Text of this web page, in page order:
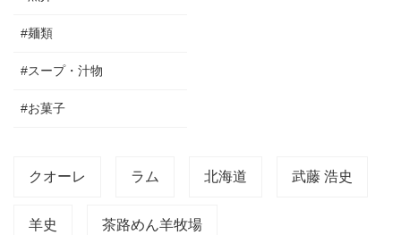
#麺類
#スープ・汁物
#お菓子
クオーレ ラム 北海道 武藤 浩史
羊史 茶路めん羊牧場